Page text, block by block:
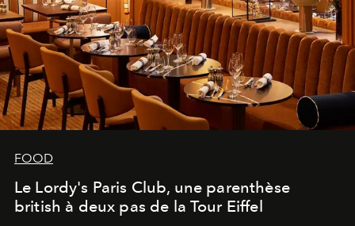
FOOD
Le Lordy's Paris Club, une parenthèse
british à deux pas de la Tour Eiffel